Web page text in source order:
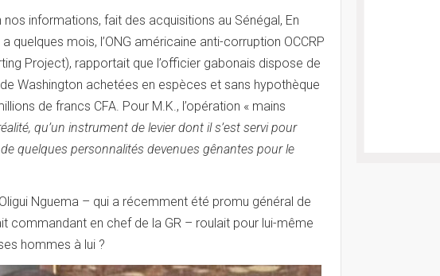
nos informations, fait des acquisitions au Sénégal, En
quelques mois, l’ONG américaine anti-corruption OCCRP
Project), rapportait que l’officier gabonais dispose de
Washington achetées en espèces et sans hypothèque
de francs CFA. Pour M.K., l’opération « mains
qu’un instrument de levier dont il s’est servi pour
quelques personnalités devenues gênantes pour le
Nguema – qui a récemment été promu général de
commandant en chef de la GR – roulait pour lui-même
hommes à lui ?